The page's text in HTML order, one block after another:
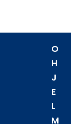
O
H
J
E
L
M